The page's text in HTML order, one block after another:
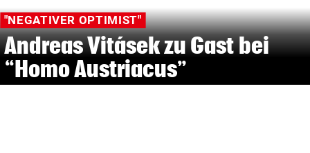
"NEGATIVER OPTIMIST"
Andreas Vitásek zu Gast bei
“Homo Austriacus”